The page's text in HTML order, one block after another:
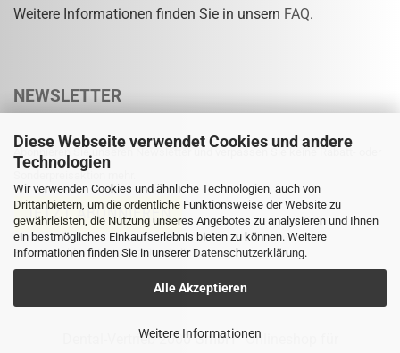
Diese Webseite verwendet Cookies und andere
Technologien
Wir verwenden Cookies und ähnliche Technologien, auch von
Drittanbietern, um die ordentliche Funktionsweise der Website zu
gewährleisten, die Nutzung unseres Angebotes zu analysieren und Ihnen
ein bestmögliches Einkaufserlebnis bieten zu können. Weitere
Informationen finden Sie in unserer Datenschutzerklärung.
Alle Akzeptieren
Weitere Informationen
Weitere Informationen finden Sie in unsern FAQ.
NEWSLETTER
Abonnieren Sie unseren Newsletter und verpassen Sie keine Rabatt- oder
Sonderpreisaktion mehr.
Eine Abmeldung ist jederzeit möglich.
Dental-Vertrieb 2000 GmbHOnlineshop für